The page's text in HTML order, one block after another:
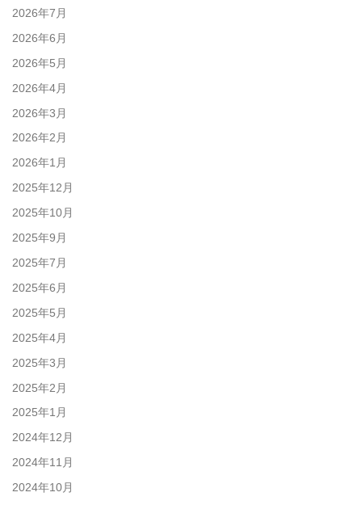
2026年7月
2026年6月
2026年5月
2026年4月
2026年3月
2026年2月
2026年1月
2025年12月
2025年10月
2025年9月
2025年7月
2025年6月
2025年5月
2025年4月
2025年3月
2025年2月
2025年1月
2024年12月
2024年11月
2024年10月